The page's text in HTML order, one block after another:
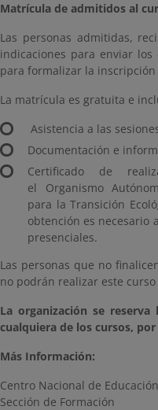
Matrícula de admitidos al
Las personas admitidas,
indicaciones para enviar
para formalizar la inscripción
La matrícula es gratuita e
Asistencia a las
Documentación e
Certificado de
el Organismo
para la Transición
obtención es necesario
presenciales.
Las personas que no
no podrán realizar este
La organización se
cualquiera de los cursos,
Más Información:
Centro Nacional de
Sección de Formación